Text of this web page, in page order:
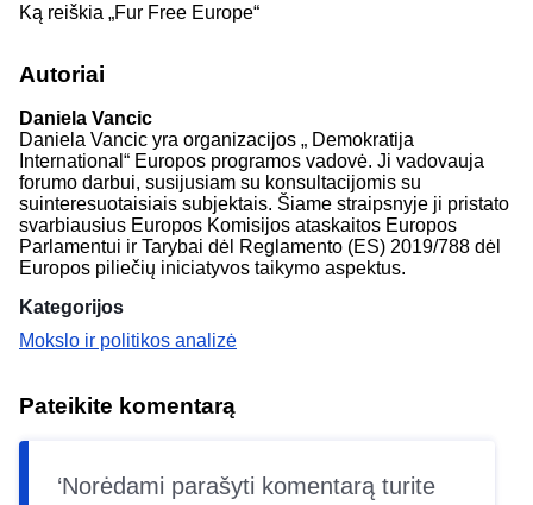
Ką reiškia „Fur Free Europe“
Autoriai
Daniela Vancic
Daniela Vancic yra organizacijos „ Demokratija
International“ Europos programos vadovė. Ji vadovauja
forumo darbui, susijusiam su konsultacijomis su
suinteresuotaisiais subjektais. Šiame straipsnyje ji pristato
svarbiausius Europos Komisijos ataskaitos Europos
Parlamentui ir Tarybai dėl Reglamento (ES) 2019/788 dėl
Europos piliečių iniciatyvos taikymo aspektus.
Kategorijos
Mokslo ir politikos analizė
Pateikite komentarą
Norėdami parašyti komentarą turite